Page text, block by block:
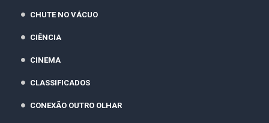
CHUTE NO VÁCUO
CIÊNCIA
CINEMA
CLASSIFICADOS
CONEXÃO OUTRO OLHAR